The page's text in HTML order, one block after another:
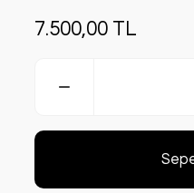
7.500,00 TL